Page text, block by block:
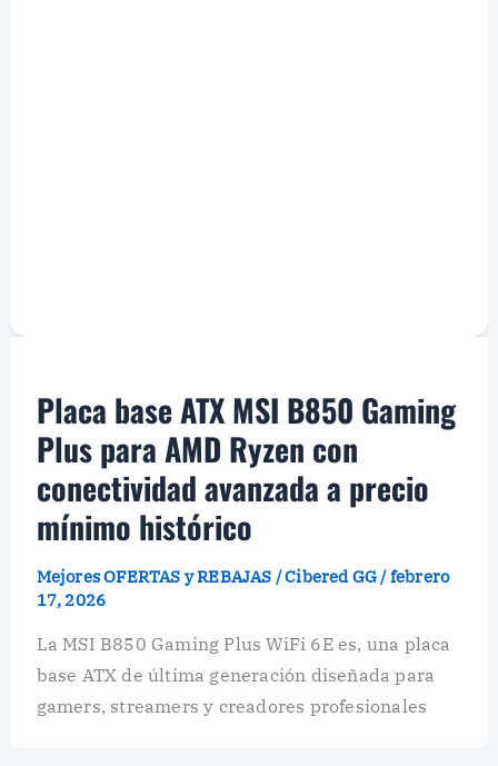
Placa base ATX MSI B850 Gaming
Plus para AMD Ryzen con
conectividad avanzada a precio
mínimo histórico
Mejores OFERTAS y REBAJAS /Cibered GG/febrero
17, 2026
La MSI B850 Gaming Plus WiFi 6E es, una placa
base ATX de última generación diseñada para
gamers, streamers y creadores profesionales